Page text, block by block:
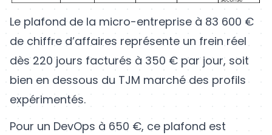
Le plafond de la micro-entreprise à 83 600 €
de chiffre d’affaires représente un frein réel
dès 220 jours facturés à 350 € par jour, soit
bien en dessous du TJM marché des profils
expérimentés.
Pour un DevOps à 650 €, ce plafond est